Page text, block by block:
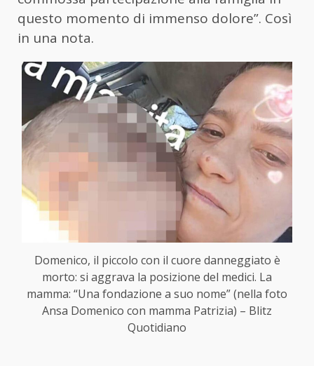
questo momento di immenso dolore”. Così
in una nota.
Domenico, il piccolo con il cuore danneggiato è
morto: si aggrava la posizione del medici. La
mamma: “Una fondazione a suo nome” (nella foto
Ansa Domenico con mamma Patrizia) – Blitz
Quotidiano